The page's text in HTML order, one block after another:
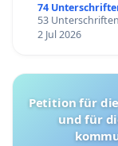
74
53
2 Jul 2026
Petition für die Abschaffung der Tötungsstationen
und für